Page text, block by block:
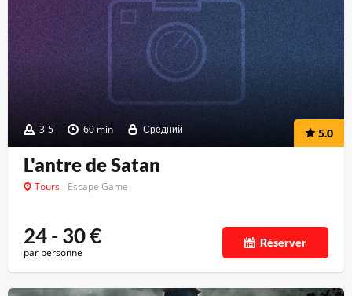
3-5 60 min Средний 5.0
L'antre de Satan
Tours Escape Game
24 - 30€
par personne
Réserver